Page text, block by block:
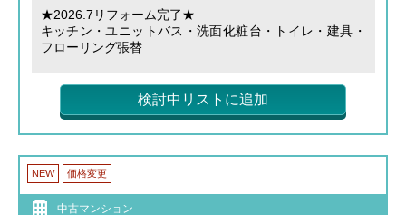
★2026.7リフォーム完了★
キッチン・ユニットバス・洗面化粧台・トイレ・建具・
フローリング張替
検討中リストに追加
NEW 価格変更
中古マンション